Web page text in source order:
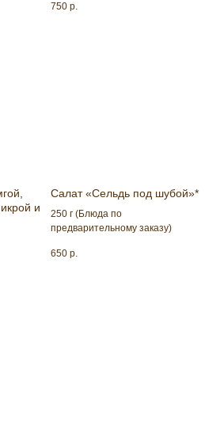
750 р.
и
Салат «Сельдь под шубой»*
250 г (Блюда по
предварительному заказу)
650 р.